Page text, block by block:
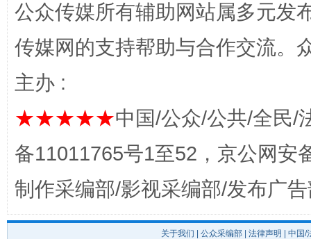
公众传媒所有辅助网站属多元发
传媒网的支持帮助与合作交流。
主办 :
★★★★★中国/公众/公共/全民/
备11011765号1至52，京公网安
制作采编部/影视采编部/发布广
关于我们 公众采编部 法律声明 | 中国